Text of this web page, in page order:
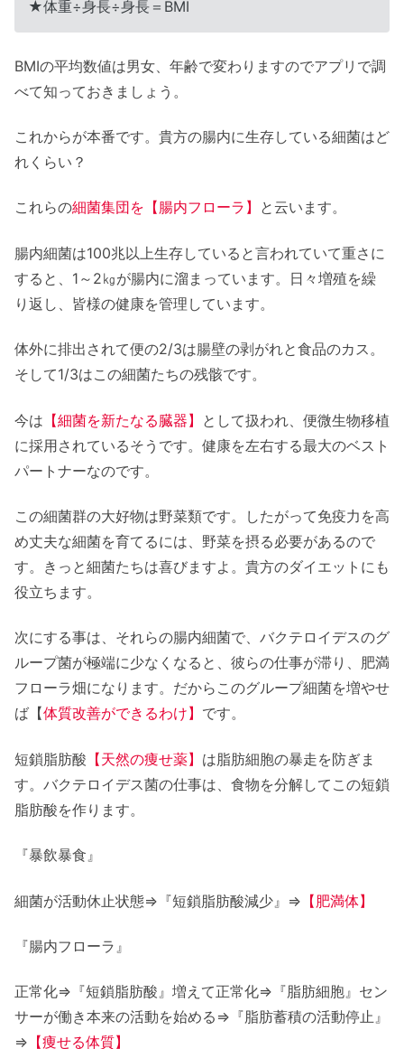
★体重÷身長÷身長＝BMI
BMIの平均数値は男女、年齢で変わりますのでアプリで調
べて知っておきましょう。
これからが本番です。貴方の腸内に生存している細菌はど
れくらい？
これらの細菌集団を【腸内フローラ】 と云います。
腸内細菌は100兆以上生存していると言われていて重さに
すると、1～2㎏が腸内に溜まっています。日々増殖を繰
り返し、皆様の健康を管理しています。
体外に排出されて便の2/3は腸壁の剥がれと食品のカス。
そして1/3はこの細菌たちの残骸です。
今は 【細菌を新たなる臓器】 として扱われ、便微生物移植
に採用されているそうです。健康を左右する最大のベスト
パートナーなのです。
この細菌群の大好物は野菜類です。したがって免疫力を高
め丈夫な細菌を育てるには、野菜を摂る必要があるので
す。きっと細菌たちは喜びますよ。貴方のダイエットにも
役立ちます。
次にする事は、それらの腸内細菌で、バクテロイデスのグ
ループ菌が極端に少なくなると、彼らの仕事が滞り、肥満
フローラ畑になります。だからこのグループ細菌を増やせ
ば【体質改善ができるわけ】 です。
短鎖脂肪酸 【天然の痩せ薬】 は脂肪細胞の暴走を防ぎま
す。バクテロイデス菌の仕事は、食物を分解してこの短鎖
脂肪酸を作ります。
『暴飲暴食』
細菌が活動休止状態⇒『短鎖脂肪酸減少』⇒ 【肥満体】
『腸内フローラ』
正常化⇒『短鎖脂肪酸』増えて正常化⇒『脂肪細胞』セン
サーが働き本来の活動を始める⇒『脂肪蓄積の活動停止』
⇒ 【痩せる体質】